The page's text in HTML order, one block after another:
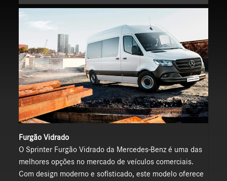
Furgão Vidrado
O Sprinter Furgão Vidrado da Mercedes-Benz é uma das
melhores opções no mercado de veículos comerciais.
Com design moderno e sofisticado, este modelo oferece